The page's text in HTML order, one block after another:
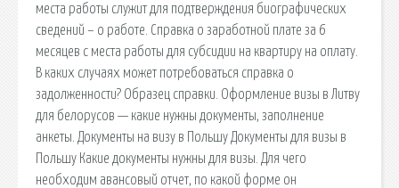
места работы служит для подтверждения биографических
сведений – о работе. Справка о заработной плате за 6
месяцев с места работы для субсидии на квартиру на оплату.
В каких случаях может потребоваться справка о
задолженности? Образец справки. Оформление визы в Литву
для белорусов — какие нужны документы, заполнение
анкеты. Документы на визу в Польшу Документы для визы в
Польшу Какие документы нужны для визы. Для чего
необходим авансовый отчет, по какой форме он